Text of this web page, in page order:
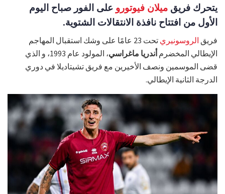
يتحرك فريق ميلان فيوتورو على الفور صباح اليوم
الأول من افتتاح نافذة الانتقالات الشتوية.
فريق الروسونيري
تحت 23 عامًا على وشك استقبال المهاجم
الإيطالي المخضرم أندريا ماغراسي
، المولود عام 1993، و الذي
قضى الموسمين ونصف الأخيرين مع فريق تشيتاديلا في دوري
الدرجة الثانية الإيطالي.